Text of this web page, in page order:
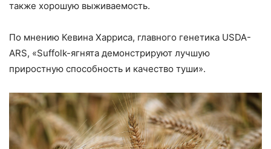
также хорошую выживаемость.
По мнению Кевина Харриса, главного генетика USDA-
ARS, «Suffolk-ягнята демонстрируют лучшую
приростную способность и качество туши».